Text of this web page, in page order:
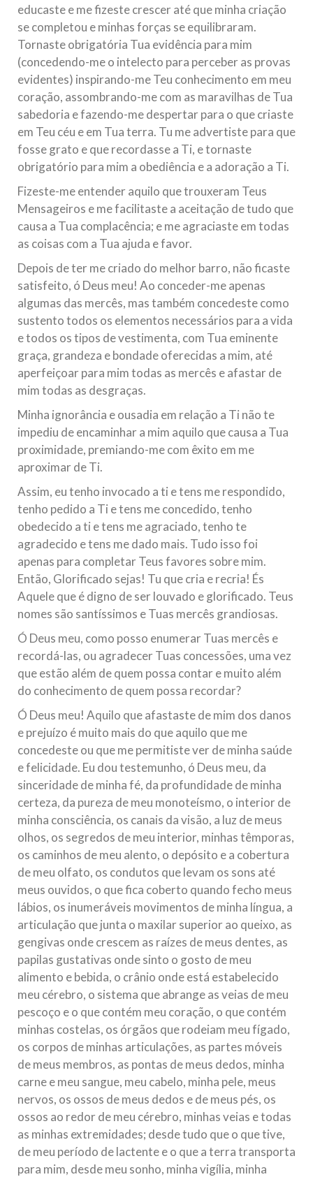
educaste e me fizeste crescer até que minha criação
se completou e minhas forças se equilibraram.
Tornaste obrigatória Tua evidência para mim
(concedendo-me o intelecto para perceber as provas
evidentes) inspirando-me Teu conhecimento em meu
coração, assombrando-me com as maravilhas de Tua
sabedoria e fazendo-me despertar para o que criaste
em Teu céu e em Tua terra. Tu me advertiste para que
fosse grato e que recordasse a Ti, e tornaste
obrigatório para mim a obediência e a adoração a Ti.
Fizeste-me entender aquilo que trouxeram Teus
Mensageiros e me facilitaste a aceitação de tudo que
causa a Tua complacência; e me agraciaste em todas
as coisas com a Tua ajuda e favor.
Depois de ter me criado do melhor barro, não ficaste
satisfeito, ó Deus meu! Ao conceder-me apenas
algumas das mercês, mas também concedeste como
sustento todos os elementos necessários para a vida
e todos os tipos de vestimenta, com Tua eminente
graça, grandeza e bondade oferecidas a mim, até
aperfeiçoar para mim todas as mercês e afastar de
mim todas as desgraças.
Minha ignorância e ousadia em relação a Ti não te
impediu de encaminhar a mim aquilo que causa a Tua
proximidade, premiando-me com êxito em me
aproximar de Ti.
Assim, eu tenho invocado a ti e tens me respondido,
tenho pedido a Ti e tens me concedido, tenho
obedecido a ti e tens me agraciado, tenho te
agradecido e tens me dado mais. Tudo isso foi
apenas para completar Teus favores sobre mim.
Então, Glorificado sejas! Tu que cria e recria! És
Aquele que é digno de ser louvado e glorificado. Teus
nomes são santíssimos e Tuas mercês grandiosas.
Ó Deus meu, como posso enumerar Tuas mercês e
recordá-las, ou agradecer Tuas concessões, uma vez
que estão além de quem possa contar e muito além
do conhecimento de quem possa recordar?
Ó Deus meu! Aquilo que afastaste de mim dos danos
e prejuízo é muito mais do que aquilo que me
concedeste ou que me permitiste ver de minha saúde
e felicidade. Eu dou testemunho, ó Deus meu, da
sinceridade de minha fé, da profundidade de minha
certeza, da pureza de meu monoteísmo, o interior de
minha consciência, os canais da visão, a luz de meus
olhos, os segredos de meu interior, minhas têmporas,
os caminhos de meu alento, o depósito e a cobertura
de meu olfato, os condutos que levam os sons até
meus ouvidos, o que fica coberto quando fecho meus
lábios, os inumeráveis movimentos de minha língua, a
articulação que junta o maxilar superior ao queixo, as
gengivas onde crescem as raízes de meus dentes, as
papilas gustativas onde sinto o gosto de meu
alimento e bebida, o crânio onde está estabelecido
meu cérebro, o sistema que abrange as veias de meu
pescoço e o que contém meu coração, o que contém
minhas costelas, os órgãos que rodeiam meu fígado,
os corpos de minhas articulações, as partes móveis
de meus membros, as pontas de meus dedos, minha
carne e meu sangue, meu cabelo, minha pele, meus
nervos, os ossos de meus dedos e de meus pés, os
ossos ao redor de meu cérebro, minhas veias e todas
as minhas extremidades; desde tudo que o que tive,
de meu período de lactente e o que a terra transporta
para mim, desde meu sonho, minha vigília, minha